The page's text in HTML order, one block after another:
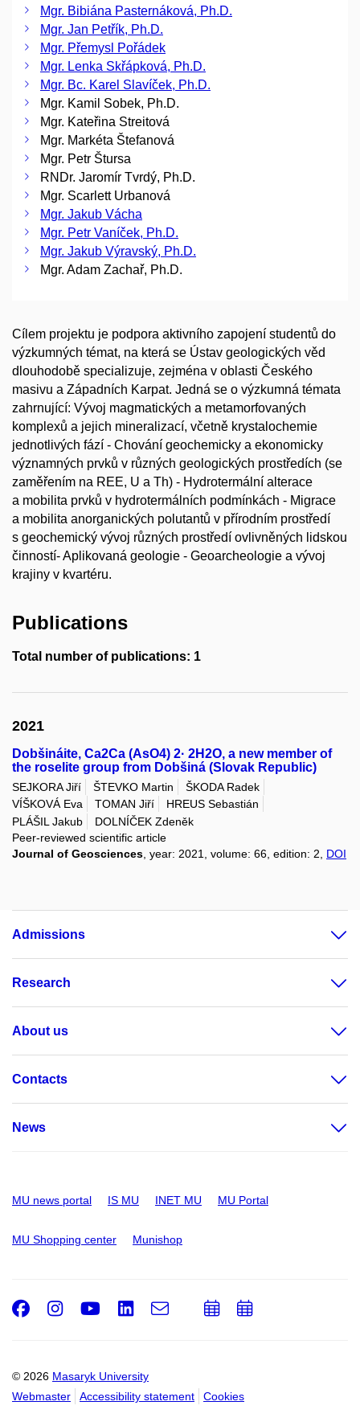
Mgr. Bibiána Pasternáková, Ph.D.
Mgr. Jan Petřík, Ph.D.
Mgr. Přemysl Pořádek
Mgr. Lenka Skřápková, Ph.D.
Mgr. Bc. Karel Slavíček, Ph.D.
Mgr. Kamil Sobek, Ph.D.
Mgr. Kateřina Streitová
Mgr. Markéta Štefanová
Mgr. Petr Štursa
RNDr. Jaromír Tvrdý, Ph.D.
Mgr. Scarlett Urbanová
Mgr. Jakub Vácha
Mgr. Petr Vaníček, Ph.D.
Mgr. Jakub Výravský, Ph.D.
Mgr. Adam Zachař, Ph.D.
Cílem projektu je podpora aktivního zapojení studentů do
výzkumných témat, na která se Ústav geologických věd
dlouhodobě specializuje, zejména v oblasti Českého
masivu a Západních Karpat. Jedná se o výzkumná témata
zahrnující: Vývoj magmatických a metamorfovaných
komplexů a jejich mineralizací, včetně krystalochemie
jednotlivých fází - Chování geochemicky a ekonomicky
významných prvků v různých geologických prostředích (se
zaměřením na REE, U a Th) - Hydrotermální alterace
a mobilita prvků v hydrotermálních podmínkách - Migrace
a mobilita anorganických polutantů v přírodním prostředí
s geochemický vývoj různých prostředí ovlivněných lidskou
činností- Aplikovaná geologie - Geoarcheologie a vývoj
krajiny v kvartéru.
Publications
Total number of publications: 1
2021
Dobšináite, Ca2Ca (AsO4) 2· 2H2O, a new member of
the roselite group from Dobšiná (Slovak Republic)
SEJKORA Jiří ŠTEVKO Martin
ŠKODA Radek
VÍŠKOVÁ Eva
TOMAN Jiří
HREUS Sebastián
PLÁŠIL Jakub
DOLNÍČEK Zdeněk
Peer-reviewed scientific article
Journal of Geosciences , year: 2021, volume: 66, edition: 2, DOI
Admissions
Research
About us
Contacts
News
MU news portal IS MU INET MU MU Portal
MU Shopping center Munishop
© 2026 Masaryk University
Webmaster
Accessibility statement Cookies
Facebook
Instagram
Youtube
LinkedIn
e-
AddAdd